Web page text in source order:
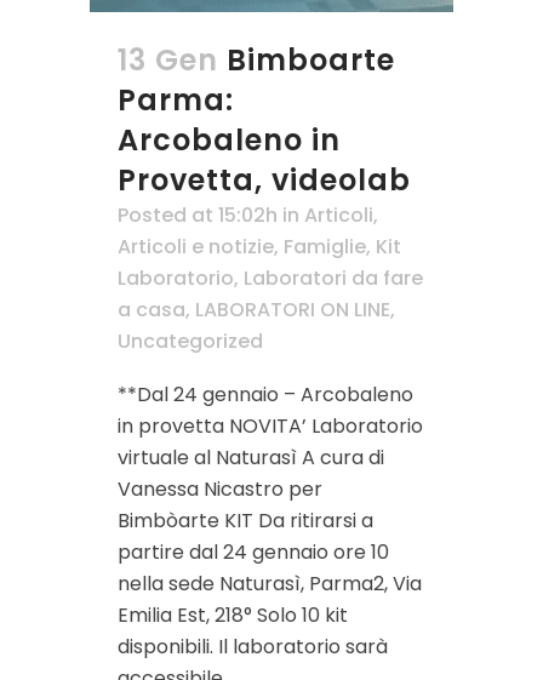
13 Gen Bimboarte
Parma:
Arcobaleno in
Provetta, videolab
Posted at 15:02h in Articoli,
Articoli e notizie, Famiglie, Kit
Laboratorio, Laboratori da fare
a casa, LABORATORI ON LINE,
Uncategorized
**Dal 24 gennaio – Arcobaleno
in provetta NOVITA’ Laboratorio
virtuale al Naturasì A cura di
Vanessa Nicastro per
Bimbòarte KIT Da ritirarsi a
partire dal 24 gennaio ore 10
nella sede Naturasì, Parma2, Via
Emilia Est, 218° Solo 10 kit
disponibili. Il laboratorio sarà